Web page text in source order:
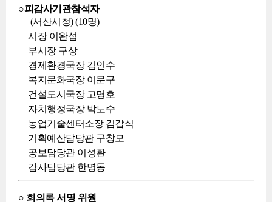
○피감사기관참석자
(서산시청) (10명)
시장 이완섭
부시장 구상
경제환경국장 김인수
복지문화국장 이문구
건설도시국장 고명호
자치행정국장 박노수
농업기술센터소장 김갑식
기획예산담당관 구창모
공보담당관 이성환
감사담당관 한명동
○ 회의록 서명 위원